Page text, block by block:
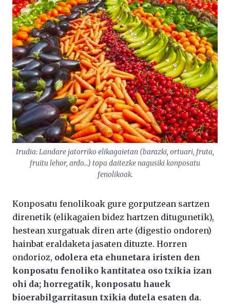
Irudia: Landare jatorriko elikagaietan (barazki, ortuari, fruta,
fruitu lehor, ardo…) topa daitezke nagusiki konposatu
fenolikoak.
Konposatu fenolikoak gure gorputzean sartzen
direnetik (elikagaien bidez hartzen ditugunetik),
hestean xurgatuak diren arte (digestio ondoren)
hainbat eraldaketa jasaten dituzte. Horren
ondorioz, odolera eta ehunetara iristen den
konposatu fenoliko kantitatea oso txikia izan
ohi da; horregatik, konposatu hauek
bioerabilgarritasun txikia dutela esaten da.